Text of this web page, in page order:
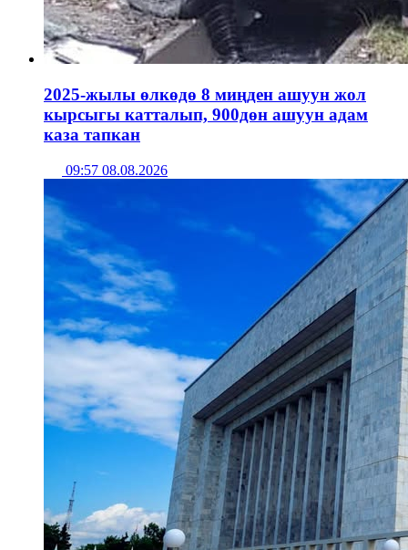
2025-жылы өлкөдө 8 миңден ашуун жол
кырсыгы катталып, 900дөн ашуун адам
каза тапкан
09:57 08.08.2026